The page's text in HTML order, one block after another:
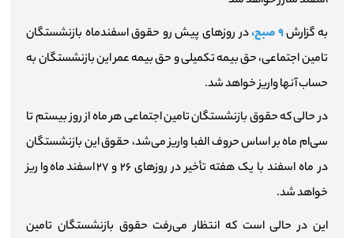
ارتباط با مدیرعامل
به گزارش۹ صبح،
در روز‌های پیش رو حقوق اسفندماه بازنشستگان
تامین اجتماعی، حق بیمه تکمیلی و حق بیمه عمر این بازنشستگان به
حساب آنها واریز خواهد شد.
در حالی که حقوق بازنشستگان تامین اجتماعی هر ماه از روز بیستم تا
سی‌ام ماه بر اساس حروف الفبا واریز می‌شد، حقوق این بازنشستگان
در ماه اسفند با یک هفته تأخیر در روز‌های ۲۶ و ۲۷ اسفندماه واریز
خواهد شد.
این در حالی است که انتظار می‌رفت حقوق بازنشستگان تامین